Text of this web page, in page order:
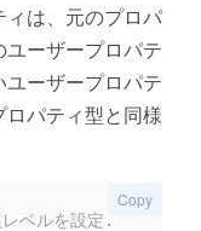
は、元のプロパ
ーザープロパテ
ーザープロパテ
パティ型と同様
ベルを設定.
Copy